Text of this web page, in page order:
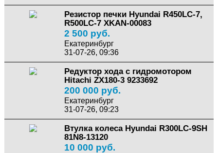
Резистор печки Hyundai R450LC-7,
R500LC-7 XKAN-00083
2 500 руб.
Екатеринбург
31-07-26, 09:36
Редуктор хода с гидромотором
Hitachi ZX180-3 9233692
200 000 руб.
Екатеринбург
31-07-26, 09:23
Втулка колеса Hyundai R300LC-9SH
81N8-13120
10 000 руб.